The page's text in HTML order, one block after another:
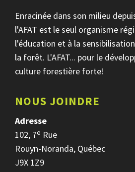
Enracinée dans son milieu
l'AFAT est le seul organisme
l'éducation et à la
la forêt. L'AFAT... pour le
culture forestière forte!
NOUS JOINDRE
Adresse
102, 7e Rue
Rouyn-Noranda, Québec
J9X 1Z9